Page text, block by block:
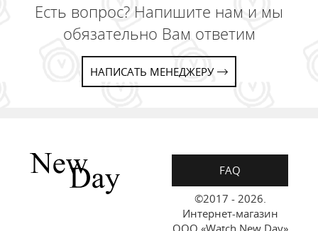
Есть вопрос? Напишите нам и мы
обязательно Вам ответим
НАПИСАТЬ МЕНЕДЖЕРУ
FAQ
©2017 - 2026.
Интернет-магазин
ООО «Watch New Day»